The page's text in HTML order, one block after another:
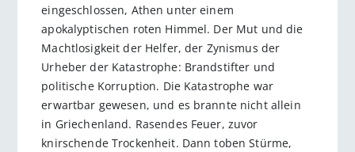
eingeschlossen, Athen unter einem
apokalyptischen roten Himmel. Der Mut und die
Machtlosigkeit der Helfer, der Zynismus der
Urheber der Katastrophe: Brandstifter und
politische Korruption. Die Katastrophe war
erwartbar gewesen, und es brannte nicht allein
in Griechenland. Rasendes Feuer, zuvor
knirschende Trockenheit. Dann toben Stürme,